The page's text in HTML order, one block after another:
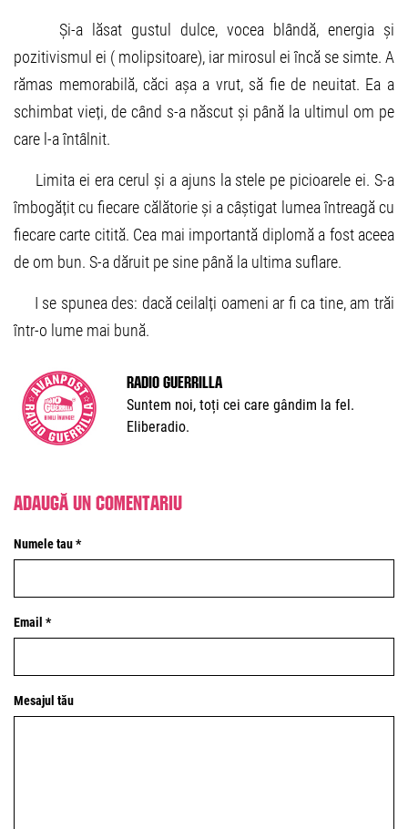
Și-a lăsat gustul dulce, vocea blândă, energia și
pozitivismul ei ( molipsitoare), iar mirosul ei încă se simte. A
rămas memorabilă, căci așa a vrut, să fie de neuitat. Ea a
schimbat vieți, de când s-a născut și până la ultimul om pe
care l-a întâlnit.
Limita ei era cerul și a ajuns la stele pe picioarele ei. S-a
îmbogățit cu fiecare călătorie și a câștigat lumea întreagă cu
fiecare carte citită. Cea mai importantă diplomă a fost aceea
de om bun. S-a dăruit pe sine până la ultima suflare.
I se spunea des: dacă ceilalți oameni ar fi ca tine, am trăi
într-o lume mai bună.
Radio Guerrilla
Suntem noi, toți cei care gândim la fel.
Eliberadio.
Adaugă un comentariu
Numele tau *
Email *
Mesajul tău